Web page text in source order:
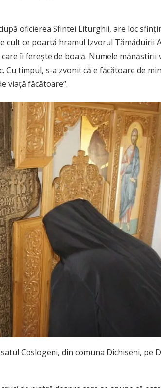
oficierea Sfintei Liturghii, are loc
cult ce poartă hramul Izvorul Tămăduirii
îi fereşte de boală. Numele mănăstirii
Cu timpul, s-a zvonit că e făcătoare de
viaţă făcătoare“.
Coslogeni, din comuna Dichiseni, pe